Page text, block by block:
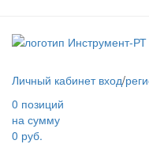
Личный кабинет вход/
0 позиций
на сумму
0 руб.